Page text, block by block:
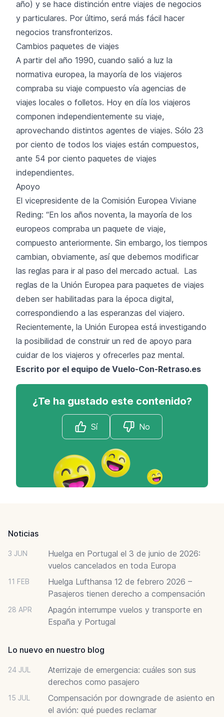
año) y se hace distinción entre viajes de negocios
y particulares. Por último, será más fácil hacer
negocios transfronterizos.
Cambios paquetes de viajes
A partir del año 1990, cuando salió a luz la
normativa europea, la mayoría de los viajeros
compraba su viaje compuesto vía agencias de
viajes locales o folletos. Hoy en día los viajeros
componen independientemente su viaje,
aprovechando distintos agentes de viajes. Sólo 23
por ciento de todos los viajes están compuestos,
ante 54 por ciento paquetes de viajes
independientes.
Apoyo
El vicepresidente de la Comisión Europea Viviane
Reding: “En los años noventa, la mayoría de los
europeos compraba un paquete de viaje,
compuesto anteriormente. Sin embargo, los tiempos
cambian, obviamente, así que debemos modificar
las reglas para ir al paso del mercado actual. Las
reglas de la Unión Europea para paquetes de viajes
deben ser habilitadas para la época digital,
correspondiendo a las esperanzas del viajero.
Recientemente, la Unión Europea está investigando
la posibilidad de construir un red de apoyo para
cuidar de los viajeros y ofrecerles paz mental.
Escrito por el equipo de Vuelo-Con-Retraso.es
¿Te ha gustado este contenido?
Sí No
Noticias
3 JUN
Huelga en Portugal el 3 de junio de 2026:
vuelos cancelados en toda Europa
11 FEB
Huelga Lufthansa 12 de febrero 2026 –
Pasajeros tienen derecho a compensación
28 APR
Apagón interrumpe vuelos y transporte en
España y Portugal
Lo nuevo en nuestro blog
24 JUL
Aterrizaje de emergencia: cuáles son sus
derechos como pasajero
15 JUL
Compensación por downgrade de asiento en
el avión: qué puedes reclamar